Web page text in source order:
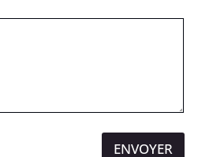
ENVOYER